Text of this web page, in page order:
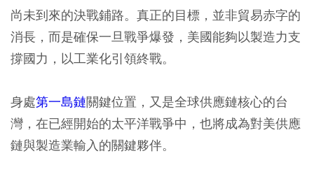
尚未到來的決戰鋪路。真正的目標，並非貿易赤字的
消長，而是確保一旦戰爭爆發，美國能夠以製造力支
撐國力，以工業化引領終戰。
身處第一島鏈關鍵位置，又是全球供應鏈核心的台
灣，在已經開始的太平洋戰爭中，也將成為對美供應
鏈與製造業輸入的關鍵夥伴。